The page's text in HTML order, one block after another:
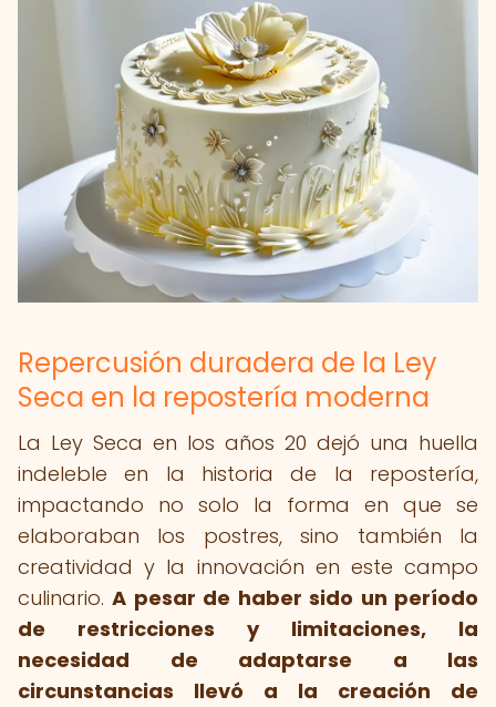
Repercusión duradera de la Ley
Seca en la repostería moderna
La Ley Seca en los años 20 dejó una huella
indeleble en la historia de la repostería,
impactando no solo la forma en que se
elaboraban los postres, sino también la
creatividad y la innovación en este campo
culinario.A pesar de haber sido un período
de restricciones y limitaciones, la
necesidad de adaptarse a las
circunstancias llevó a la creación de